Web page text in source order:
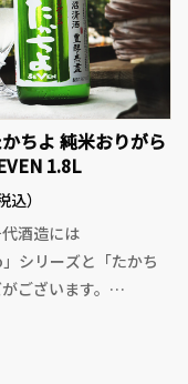
ちよ 純米おりがら
1.8L
込）
酒造には
シリーズと「たかち
ございます。